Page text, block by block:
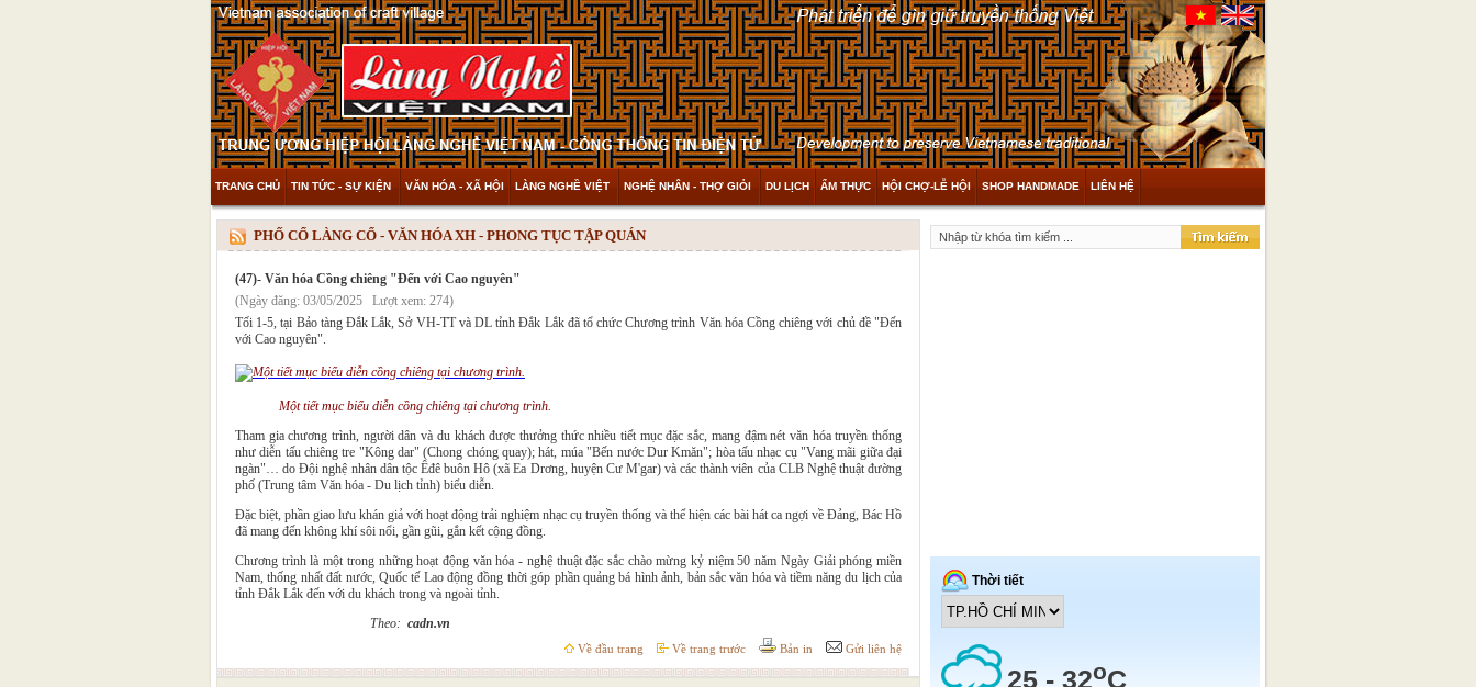
TRANG CHỦ TIN TỨC - SỰ KIỆN VĂN HÓA - XÃ HỘI LÀNG NGHỀ VIỆT NGHỆ NHÂN - THỢ GIỎI DU LỊCH ẨM THỰC HỘI CHỢ-LỄ HỘI SHOP HANDMADE LIÊN HỆ
THAM KHẢO & KHÁM PHÁ VIDEO
PHỐ CỔ LÀNG CỔ - VĂN HÓA XH - PHONG TỤC TẬP QUÁN
(47)- Văn hóa Cồng chiêng "Đến với Cao nguyên"
(Ngày đăng: 03/05/2025 Lượt xem: 274)
Tối 1-5, tại Bảo tàng Đắk Lắk, Sở VH-TT và DL tỉnh Đắk Lắk đã tổ chức Chương trình Văn hóa Cồng chiêng với chủ đề "Đến
với Cao nguyên".
Một tiết mục biểu diễn cồng chiêng tại chương trình.
Tham gia chương trình, người dân và du khách được thưởng thức nhiều tiết mục đặc sắc, mang đậm nét văn hóa truyền thống
như diễn tấu chiêng tre "Kông dar" (Chong chóng quay); hát, múa "Bến nước Dur Kmăn"; hòa tấu nhạc cụ "Vang mãi giữa đại
ngàn"… do Đội nghệ nhân dân tộc Êđê buôn Hô (xã Ea Drơng, huyện Cư M'gar) và các thành viên của CLB Nghệ thuật đường
phố (Trung tâm Văn hóa - Du lịch tỉnh) biểu diễn.
Đặc biệt, phần giao lưu khán giả với hoạt động trải nghiệm nhạc cụ truyền thống và thể hiện các bài hát ca ngợi về Đảng, Bác Hồ
đã mang đến không khí sôi nổi, gần gũi, gắn kết cộng đồng.
Chương trình là một trong những hoạt động văn hóa - nghệ thuật đặc sắc chào mừng kỷ niệm 50 năm Ngày Giải phóng miền
Nam, thống nhất đất nước, Quốc tế Lao động đồng thời góp phần quảng bá hình ảnh, bản sắc văn hóa và tiềm năng du lịch của
tỉnh Đắk Lắk đến với du khách trong và ngoài tỉnh.
Theo: cadn.vn
Về đầu trang Về trang trước Bản in Gửi liên hệ